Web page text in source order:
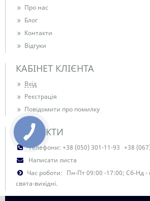
Про нас
Блог
Контакти
Відгуки
КАБІНЕТ КЛІЄНТА
Вхід
Реєстрація
Повідомити про помилку
КОНТАКТИ
Телефони: +38 (050) 301-11-93 +38
Написати листа
Час роботи: Пн-Пт 09:00 -17:00; Сб-Нд -
свята-вихідні.